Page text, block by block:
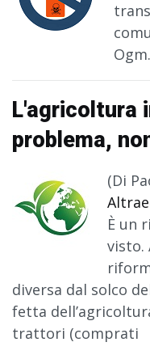
L'agricoltura
problema,
(Di
È un
visto.
diversa dal solco
fetta
trattori (comprati